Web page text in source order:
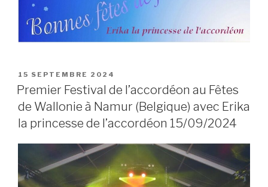
POSTED
ON
15 SEPTEMBRE 2024
Premier Festival de l’accordéon au Fêtes
de Wallonie à Namur (Belgique) avec Erika
la princesse de l’accordéon 15/09/2024